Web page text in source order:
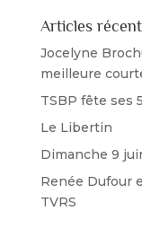
Articles
Jocelyne
meilleure
TSBP fête ses
Le Libertin
Dimanche 9
Renée Dufour
TVRS